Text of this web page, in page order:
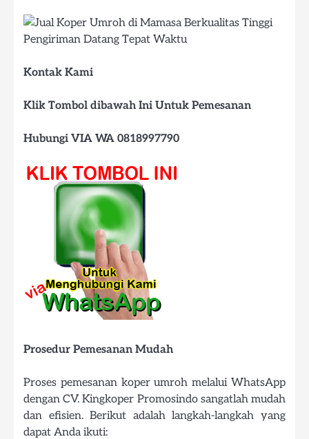
Kontak Kami
Klik Tombol dibawah Ini Untuk Pemesanan
Hubungi VIA WA 0818997790
Prosedur Pemesanan Mudah
Proses pemesanan koper umroh melalui WhatsApp
dengan CV. Kingkoper Promosindo sangatlah mudah
dan efisien. Berikut adalah langkah-langkah yang
dapat Anda ikuti: